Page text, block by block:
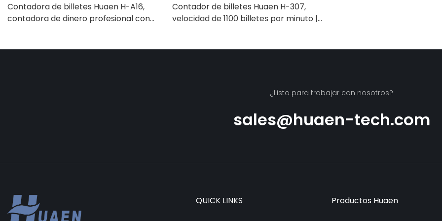
Contadora de billetes Huaen H-A16,
contadora de dinero profesional con
Contador de billetes Huaen H-307,
velocidad de 1100 billetes por minuto |
¿Listo para trabajar con nosotros?
sales@huaen-tech.com
QUICK LINKS Productos Huaen